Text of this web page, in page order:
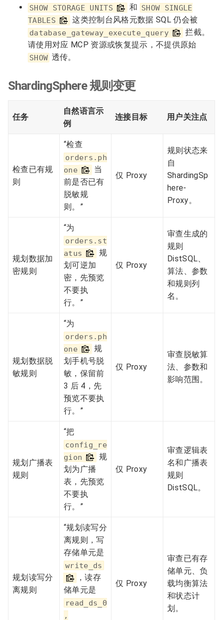
SHOW STORAGE UNITS 和 SHOW SINGLE
TABLES
这类控制台风格元数据 SQL 仍会被
database_gateway_execute_query
拦截。
请使用对应 MCP 资源或恢复提示，不提供原始
SHOW 透传。
ShardingSphere 规则变更
任务
自然语言示
例
连接目标 用户关注点
检查已有规
则
“检查
orders.ph
one
当
前是否已有
脱敏规
则。”
仅 Proxy
规则状态来
自
ShardingSp
here-
Proxy。
规划数据加
密规则
“为
orders.st
atus
规
划可逆加
密，先预览
不要执
行。”
仅 Proxy
审查生成的
规则
DistSQL、
算法、参数
和规则列
名。
规划数据脱
敏规则
“为
orders.ph
one
规
划手机号脱
敏，保留前
3 后 4，先
预览不要执
行。”
仅 Proxy
审查脱敏算
法、参数和
影响范围。
规划广播表
规则
“把
config_re
gion
规
划为广播
表，先预览
不要执
行。”
仅 Proxy
审查逻辑表
名和广播表
规则
DistSQL。
规划读写分
离规则
“规划读写分
离规则，写
存储单元是
write_ds
，读存
储单元是
read_ds_0
,
仅 Proxy
审查已有存
储单元、负
载均衡算法
和状态计
划。